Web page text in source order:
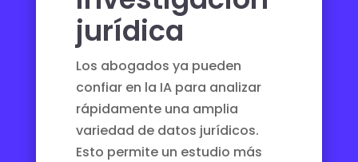
jurídica
Los abogados ya pueden
confiar en la IA para analizar
rápidamente una amplia
variedad de datos jurídicos.
Esto permite un estudio más